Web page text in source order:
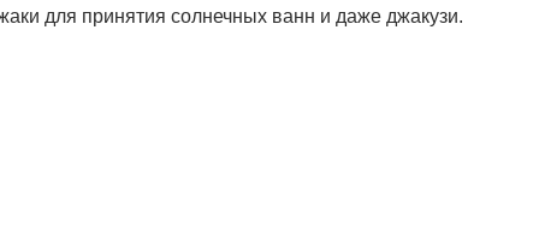
для принятия солнечных ванн и даже джакузи.